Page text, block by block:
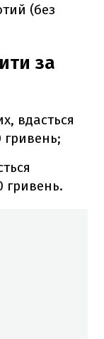
(без
за
вдасться
гривень;
гривень.